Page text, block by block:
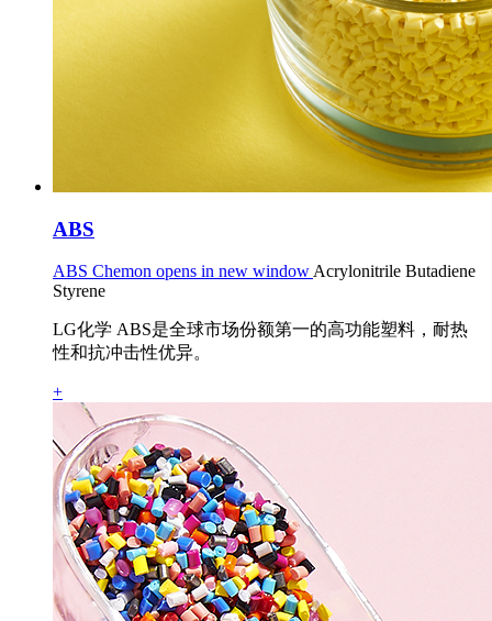
ABS
ABS Chemon opens in new window Acrylonitrile Butadiene
Styrene
LG化学 ABS是全球市场份额第一的高功能塑料，耐热
性和抗冲击性优异。
+